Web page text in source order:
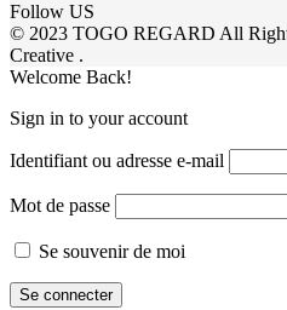
Follow US
© 2023 TOGO REGARD All
Creative .
Welcome Back!
Sign in to your account
Identifiant ou adresse e-mail
Mot de passe
Se souvenir de moi